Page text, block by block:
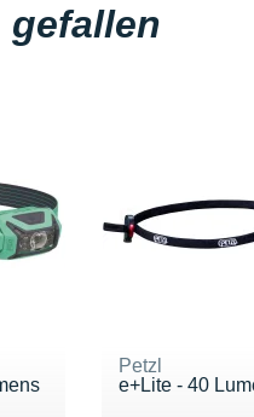
gefallen
Petzl
e+Lite - 40